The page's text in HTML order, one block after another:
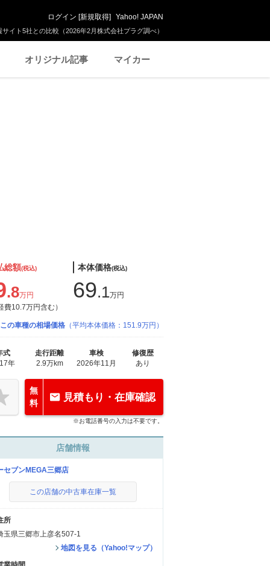
イト5社との比較（2026年2月株式会社プラグ調べ）
ログイン [新規取得] Yahoo! JAPAN
オリジナル記事 マイカー
総額(税込)
.8万円
費10.7万円含む）
本体価格(税込)
69.1万円
この車種の相場価格 （平均本体価格：151.9万円）
式
年
走行距離
2.9万km
車検
2026年11月
修復歴
あり
無
料
見積もり・在庫確認
※お電話番号の入力は不要です。
店舗情報
セブンMEGA三郷店
この店舗の中古車在庫一覧
所
玉県三郷市上彦名507-1
地図を見る（Yahoo!マップ）